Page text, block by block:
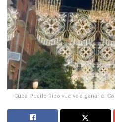
Cuba Puerto Rico vuelve a ganar el